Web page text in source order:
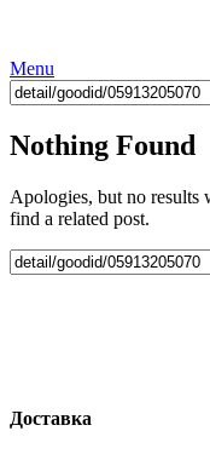
Menu
Nothing Found
Apologies, but no results
find a related post.
Доставка